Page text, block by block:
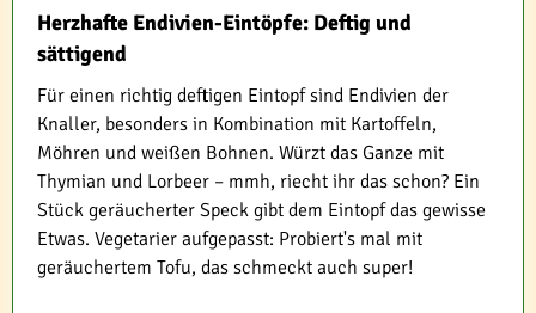
Herzhafte Endivien-Eintöpfe: Deftig und
sättigend
Für einen richtig deftigen Eintopf sind Endivien der
Knaller, besonders in Kombination mit Kartoffeln,
Möhren und weißen Bohnen. Würzt das Ganze mit
Thymian und Lorbeer – mmh, riecht ihr das schon? Ein
Stück geräucherter Speck gibt dem Eintopf das gewisse
Etwas. Vegetarier aufgepasst: Probiert's mal mit
geräuchertem Tofu, das schmeckt auch super!